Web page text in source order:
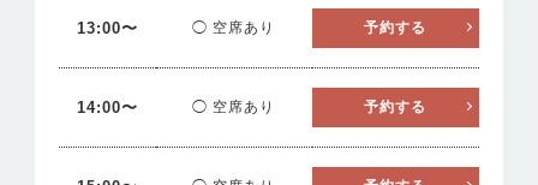
13:00〜 ◯ 空席あり 予約する
14:00〜 ◯ 空席あり 予約する